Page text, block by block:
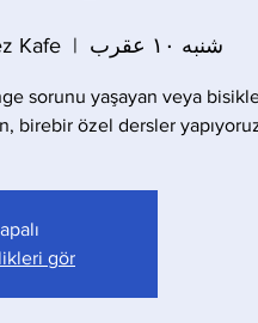
شنبه ۱۰ عقرب
  |
Kafe
sorunu yaşayan veya
birebir özel dersler
gör